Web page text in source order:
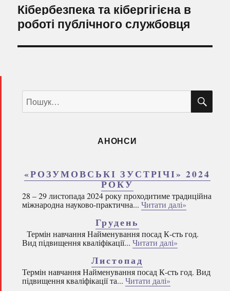
Наступний
запис:
Кібербезпека та кібергігієна в
роботі публічного службовця
за
запитом:
АНОНСИ
«РОЗУМОВСЬКІ ЗУСТРІЧІ» 2024
РОКУ
28 – 29 листопада 2024 року проходитиме традиційна
міжнародна науково-практична... Читати далі»
Грудень
Термін навчання Найменування посад К-сть год.
Вид підвищення кваліфікації... Читати далі»
Листопад
Термін навчання Найменування посад К-сть год. Вид
підвищення кваліфікації та... Читати далі»